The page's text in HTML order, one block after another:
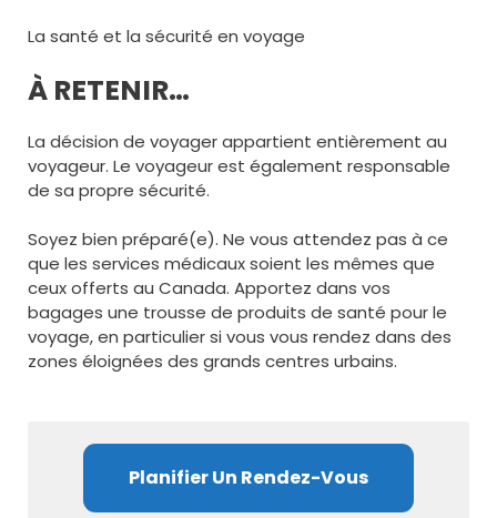
La santé et la sécurité en voyage
À RETENIR…
La décision de voyager appartient entièrement au
voyageur. Le voyageur est également responsable
de sa propre sécurité.
Soyez bien préparé(e). Ne vous attendez pas à ce
que les services médicaux soient les mêmes que
ceux offerts au Canada. Apportez dans vos
bagages une trousse de produits de santé pour le
voyage, en particulier si vous vous rendez dans des
zones éloignées des grands centres urbains.
Planifier Un Rendez-Vous